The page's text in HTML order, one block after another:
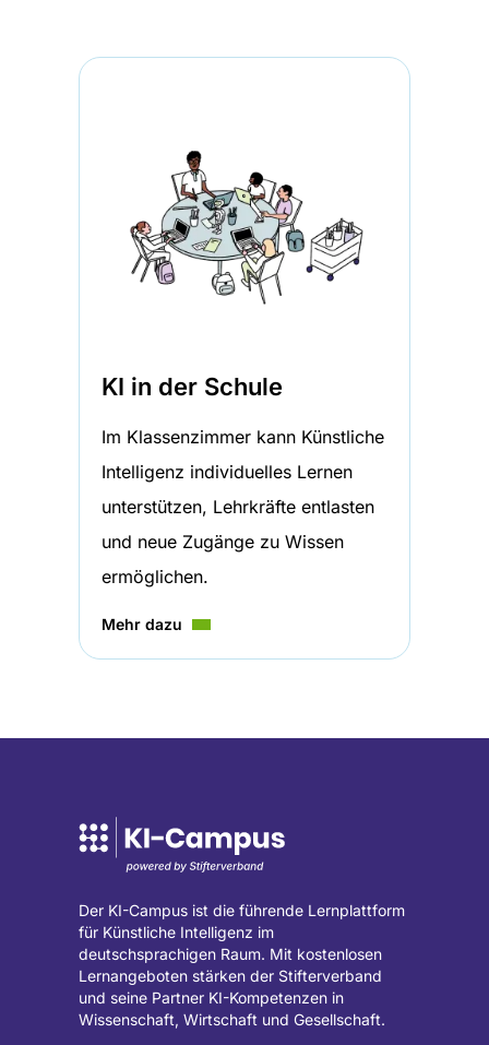
KI in der Schule
Im Klassenzimmer kann Künstliche
Intelligenz individuelles Lernen
unterstützen, Lehrkräfte entlasten
und neue Zugänge zu Wissen
ermöglichen.
Mehr dazu
Der KI-Campus ist die führende Lernplattform
für Künstliche Intelligenz im
deutschsprachigen Raum. Mit kostenlosen
Lernangeboten stärken der Stifterverband
und seine Partner KI-Kompetenzen in
Wissenschaft, Wirtschaft und Gesellschaft.